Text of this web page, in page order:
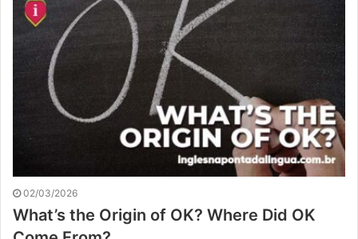
02/03/2026
What’s the Origin of OK? Where Did OK